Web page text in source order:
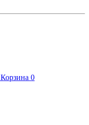
Корзина 0